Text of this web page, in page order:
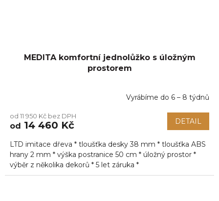
MEDITA komfortní jednolůžko s úložným
prostorem
produktu
je
z
5
hvězdiček.
Vyrábíme do 6 – 8 týdnů
od 11 950 Kč bez DPH
od 14 460 Kč DETAIL
LTD imitace dřeva * tloušťka desky 38 mm * tloušťka ABS
hrany 2 mm * výška postranice 50 cm * úložný prostor *
výběr z několika dekorů * 5 let záruka *